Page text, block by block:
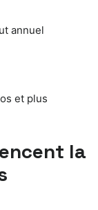
annuel
et plus
la